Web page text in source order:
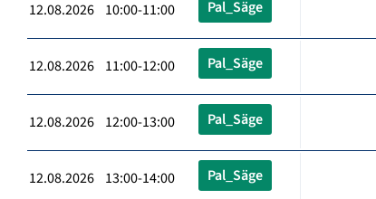
12.08.2026 10:00-11:00 Pal_Säge
12.08.2026 11:00-12:00 Pal_Säge
12.08.2026 12:00-13:00 Pal_Säge
12.08.2026 13:00-14:00 Pal_Säge